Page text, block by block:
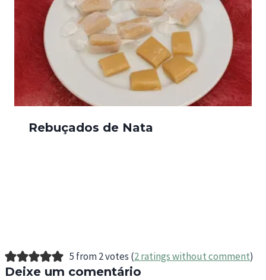
Rebuçados de Nata
5 from 2 votes (2 ratings without comment)
Deixe um comentário